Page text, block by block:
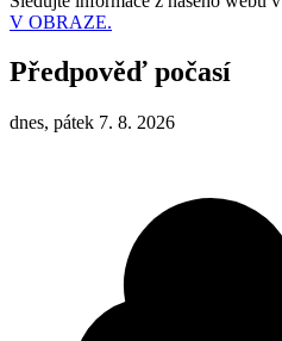
V OBRAZE.
Předpověď počasí
dnes, pátek 7. 8. 2026